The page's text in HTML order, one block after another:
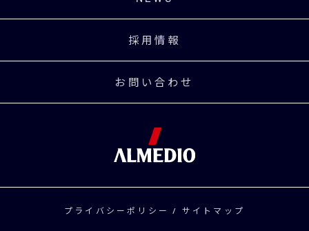
採用情報
お問い合わせ
プライバシーポリシー / サイトマップ